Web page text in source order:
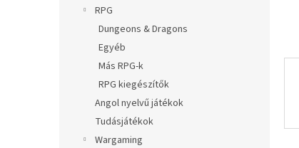
RPG
Dungeons & Dragons
Egyéb
Más RPG-k
RPG kiegészítők
Angol nyelvű játékok
Tudásjátékok
Wargaming